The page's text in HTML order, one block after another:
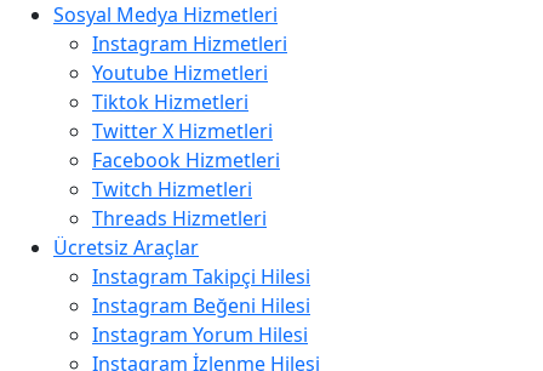
Sosyal Medya Hizmetleri
Instagram Hizmetleri
Youtube Hizmetleri
Tiktok Hizmetleri
Twitter X Hizmetleri
Facebook Hizmetleri
Twitch Hizmetleri
Threads Hizmetleri
Ücretsiz Araçlar
Instagram Takipçi Hilesi
Instagram Beğeni Hilesi
Instagram Yorum Hilesi
Instagram İzlenme Hilesi